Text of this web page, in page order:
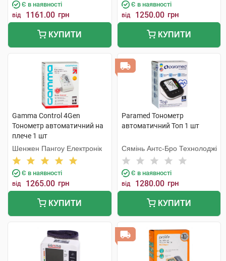
Є в наявності
від 1161.00 грн
КУПИТИ
Є в наявності
від 1250.00 грн
КУПИТИ
Gamma Control 4Gen
Тонометр автоматичний на
плече 1 шт
Шенжен Пангоу Електронік
Є в наявності
від 1265.00 грн
КУПИТИ
Paramed Тонометр
автоматичний Топ 1 шт
Сямінь Антс-Бро Технолоджі
Є в наявності
від 1280.00 грн
КУПИТИ